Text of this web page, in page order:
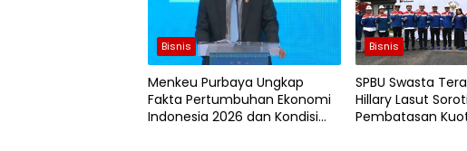
Bisnis
Menkeu Purbaya Ungkap
Fakta Pertumbuhan Ekonomi
Indonesia 2026 dan Kondisi
Bisnis
SPBU Swasta
Hillary Lasut
Pembatasan